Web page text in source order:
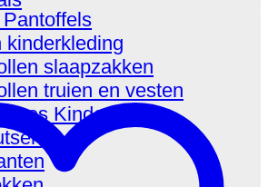
kinderkleding
slaapzakken
truien en vesten
Kinderen